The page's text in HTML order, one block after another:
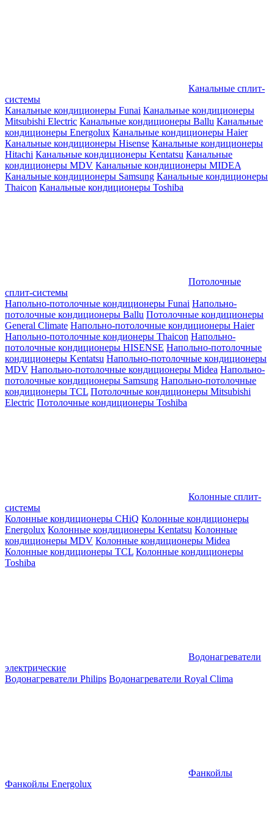
Канальные сплит-
системы
Канальные кондиционеры Funai Канальные кондиционеры
Mitsubishi Electric Канальные кондиционеры Ballu Канальные
кондиционеры Energolux Канальные кондиционеры Haier
Канальные кондиционеры Hisense Канальные кондиционеры
Hitachi Канальные кондиционеры Kentatsu Канальные
кондиционеры MDV Канальные кондиционеры MIDEA
Канальные кондиционеры Samsung Канальные кондиционеры
Thaicon Канальные кондиционеры Toshiba
Потолочные
сплит-системы
Напольно-потолочные кондиционеры Funai Напольно-
потолочные кондиционеры Ballu Потолочные кондиционеры
General Climate Напольно-потолочные кондиционеры Haier
Напольно-потолочные кондионеры Thaicon Напольно-
потолочные кондиционеры HISENSE Напольно-потолочные
кондиционеры Kentatsu Напольно-потолочные кондиционеры
MDV Напольно-потолочные кондиционеры Midea Напольно-
потолочные кондиционеры Samsung Напольно-потолочные
кондиционеры TCL Потолочные кондиционеры Mitsubishi
Electric Потолочные кондиционеры Toshiba
Колонные сплит-
системы
Колонные кондиционеры CHiQ Колонные кондиционеры
Energolux Колонные кондиционеры Kentatsu Колонные
кондиционеры MDV Колонные кондиционеры Midea
Колонные кондиционеры TCL Колонные кондиционеры
Toshiba
Водонагреватели
электрические
Водонагреватели Philips Водонагреватели Royal Clima
Фанкойлы
Фанкойлы Energolux